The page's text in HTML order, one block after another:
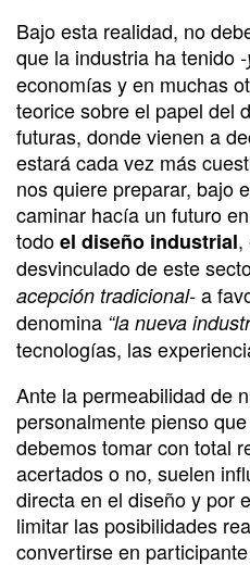
Bajo esta realidad, no
que la industria ha tenido
economías y en muchas
teorice sobre el papel del
futuras, donde vienen a
estará cada vez más
nos quiere preparar, bajo
caminar hacía un futuro
todoel diseño industrial,
desvinculado de este
acepción tradicional- a
denomina “la nueva
tecnologías, las
Ante la permeabilidad de
personalmente pienso
debemos tomar con total
acertados o no, suelen
directa en el diseño y por
limitar las posibilidades
convertirse en